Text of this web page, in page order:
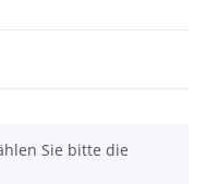
Sie bitte die